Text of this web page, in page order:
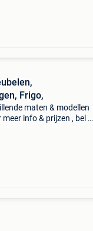
Frigo,
maten & modellen
info & prijzen , bel of